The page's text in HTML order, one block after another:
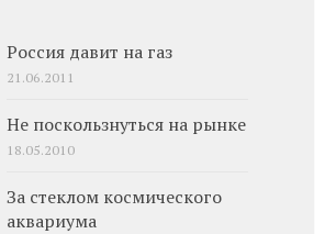
Россия давит на газ
21.06.2011
Не поскользнуться на рынке
18.05.2010
За стеклом космического
аквариума